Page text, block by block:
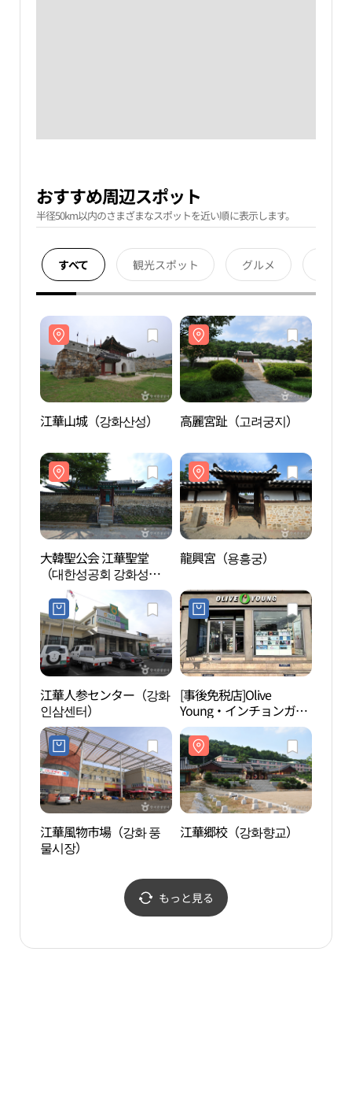
おすすめ周辺スポット
半径50km以内のさまざまなスポットを近い順に表示します。
すべて 観光スポット グルメ
江華山城（강화산성） 高麗宮趾（고려궁지）
大韓聖公会 江華聖堂
（대한성공회 강화성
龍興宮（용흥궁）
江華人参センター（강화
인삼센터）
[事後免税店]Olive
Young・インチョンガン
ファ（仁川江華）店(올
리브영 인천강화점)
江華風物市場（강화 풍
물시장）
江華郷校（강화향교）
もっと見る